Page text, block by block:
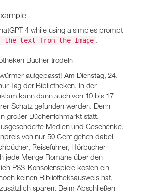
4 while using a simples prompt
the text from the image .
Bücher trödeln
aufgepasst! Am Dienstag, 24.
Tag der Bibliotheken. In der
kann dann auch von 10 bis 17
Schatz gefunden werden. Denn
großer Bücherflohmarkt statt.
Medien und Geschenke.
von nur 50 Cent gehen dabei
Reiseführer, Hörbücher,
jede Menge Romane über den
PS3-Konsolenspiele kosten ein
keinen Bibliotheksausweis hat,
sparen. Beim Abschließen